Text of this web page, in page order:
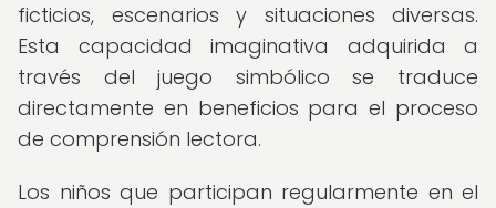
ficticios, escenarios y situaciones diversas.
Esta capacidad imaginativa adquirida a
través del juego simbólico se traduce
directamente en beneficios para el proceso
de comprensión lectora.
Los niños que participan regularmente en el